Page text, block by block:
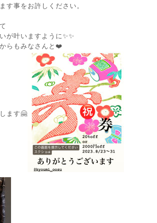
す事をお許しください。
が叶いますように✨✨
らもみなさんと❤️
ます🤗